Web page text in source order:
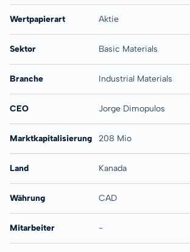
Wertpapierart Aktie
Sektor Basic Materials
Branche Industrial Materials
CEO Jorge Dimopulos
Marktkapitalisierung 208 Mio
Land Kanada
Währung CAD
Mitarbeiter -